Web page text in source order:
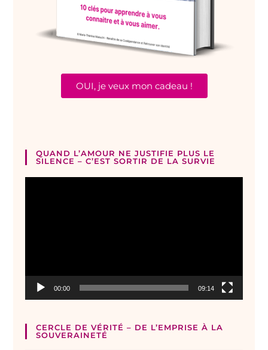
OUI, je veux mon cadeau !
QUAND L’AMOUR NE JUSTIFIE PLUS LE
SILENCE – C’EST SORTIR DE LA SURVIE
00:00 09:14
CERCLE DE VÉRITÉ – DE L’EMPRISE À LA
SOUVERAINETÉ